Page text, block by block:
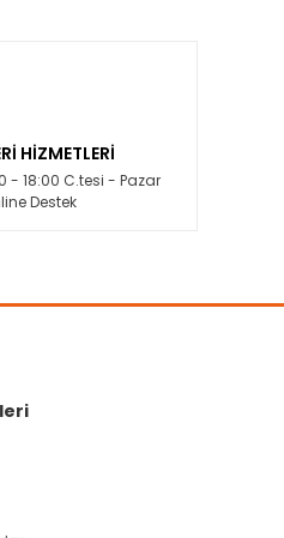
HİZMETLERİ
- 18:00 C.tesi - Pazar
Destek